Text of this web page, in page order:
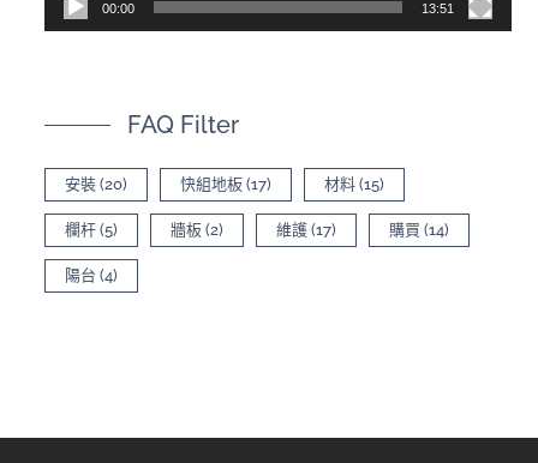
00:00 13:51
FAQ Filter
安裝 (20) 快組地板 (17) 材料 (15)
欄杆 (5) 牆板 (2) 維護 (17) 購買 (14)
陽台 (4)